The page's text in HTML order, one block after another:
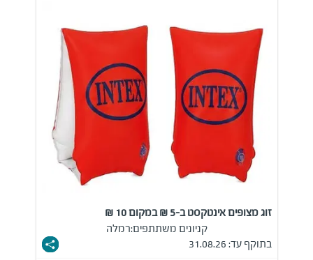
זוג מצופים אינטקסט ב-5 ₪ במקום 10 ₪
קניונים משתתפים:רמלה
בתוקף עד: 31.08.26